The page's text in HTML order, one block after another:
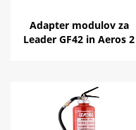
Adapter modulov za
Leader GF42 in Aeros 2